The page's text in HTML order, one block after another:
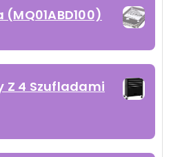
Z 4 Szufladami